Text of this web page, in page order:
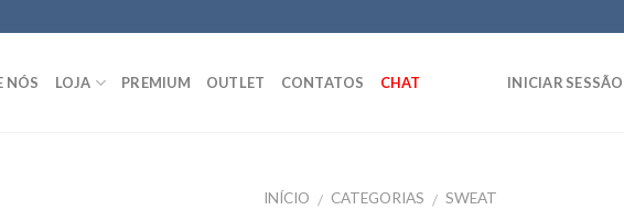
NÓS LOJA PREMIUM OUTLET CONTATOS CHAT INICIAR SESSÃO
INÍCIO / CATEGORIAS / SWEAT